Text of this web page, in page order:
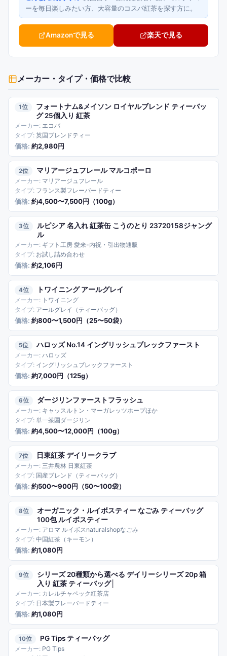
ーを毎日楽しみたい方、大容量のコスパ紅茶を探す方に。
Amazonで見る 楽天で見る
メーカー・タイプ・価格で比較
1
フォートナム&メイソン ロイヤルブレンド ティーバッ
グ 25個入り 紅茶
エコバ
英国ブレンドティー
約2,980円
2 マリアージュフレール マルコポーロ
マリアージュフレール
フランス製フレーバードティー
約4,500〜7,500円（100g）
3
ルピシア 名入れ 紅茶缶 こうのとり 23720158ジャング
ル
ギフト工房 愛来-内祝・引出物通販
お試し詰め合わせ
約2,106円
4 トワイニング アールグレイ
トワイニング
アールグレイ（ティーバッグ）
約800〜1,500円（25〜50袋）
5 ハロッズ No.14 イングリッシュブレックファースト
ハロッズ
イングリッシュブレックファースト
約7,000円（125g）
6 ダージリンファーストフラッシュ
キャッスルトン・マーガレッツホープほか
単一茶園ダージリン
約4,500〜12,000円（100g）
7 日東紅茶 デイリークラブ
三井農林 日東紅茶
国産ブレンド（ティーバッグ）
約500〜900円（50〜100袋）
8
オーガニック・ルイボスティー なごみ ティーバッグ
100包 ルイボスティー
アロマ ルイボスnaturalshopなごみ
中国紅茶（キーモン）
約1,080円
9
シリーズ 20種類から選べる デイリーシリーズ 20p 箱
入り 紅茶 ティーバッグ│
カレルチャペック紅茶店
日本製フレーバードティー
約1,080円
10 PG Tips ティーバッグ
PG Tips